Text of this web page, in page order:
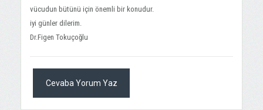
vücudun bütünü için önemli bir konudur.
iyi günler dilerim.
Dr.Figen Tokuçoğlu
Cevaba Yorum Yaz